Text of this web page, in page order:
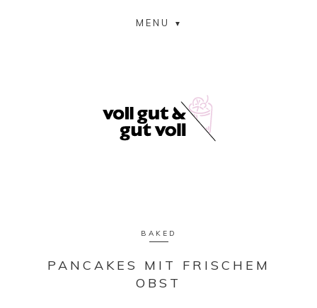
MENU
BAKED
PANCAKES MIT FRISCHEM
OBST